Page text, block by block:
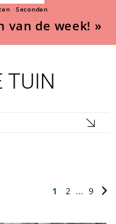
Seconden
van de week! »
TUIN
1 2 ... 9